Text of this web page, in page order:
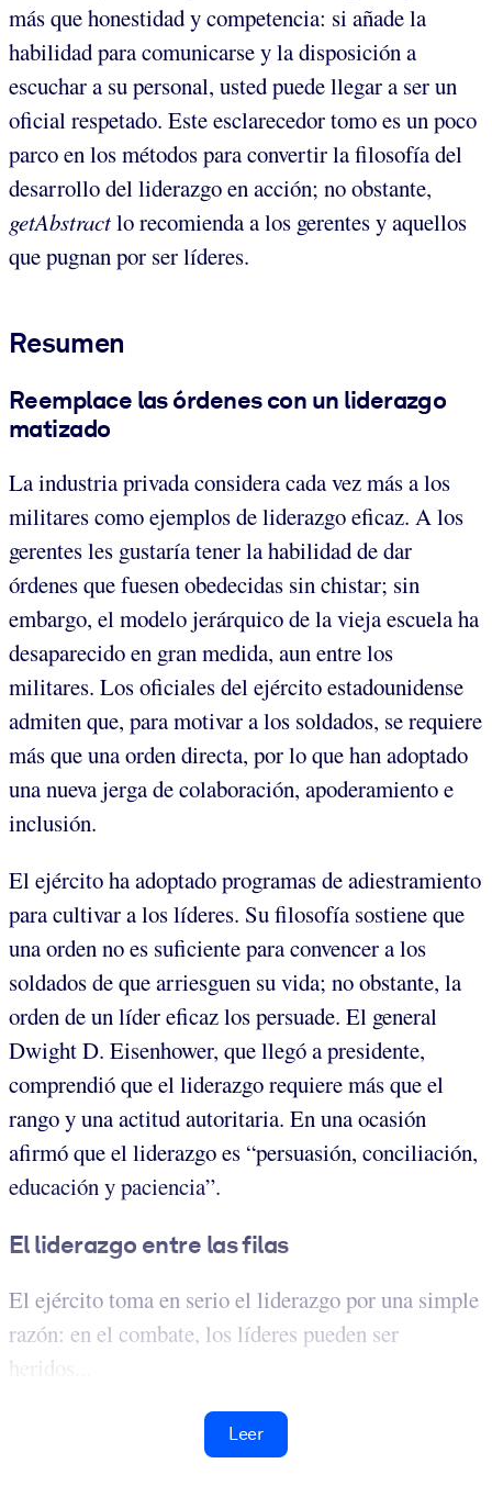
más que honestidad y competencia: si añade la
habilidad para comunicarse y la disposición a
escuchar a su personal, usted puede llegar a ser un
oficial respetado. Este esclarecedor tomo es un poco
parco en los métodos para convertir la filosofía del
desarrollo del liderazgo en acción; no obstante,
getAbstractlo recomienda a los gerentes y aquellos
que pugnan por ser líderes.
Resumen
Reemplace las órdenes con un liderazgo
matizado
La industria privada considera cada vez más a los
militares como ejemplos de liderazgo eficaz. A los
gerentes les gustaría tener la habilidad de dar
órdenes que fuesen obedecidas sin chistar; sin
embargo, el modelo jerárquico de la vieja escuela ha
desaparecido en gran medida, aun entre los
militares. Los oficiales del ejército estadounidense
admiten que, para motivar a los soldados, se requiere
más que una orden directa, por lo que han adoptado
una nueva jerga de colaboración, apoderamiento e
inclusión.
El ejército ha adoptado programas de adiestramiento
para cultivar a los líderes. Su filosofía sostiene que
una orden no es suficiente para convencer a los
soldados de que arriesguen su vida; no obstante, la
orden de un líder eficaz los persuade. El general
Dwight D. Eisenhower, que llegó a presidente,
comprendió que el liderazgo requiere más que el
rango y una actitud autoritaria. En una ocasión
afirmó que el liderazgo es “persuasión, conciliación,
educación y paciencia”.
El liderazgo entre las filas
El ejército toma en serio el liderazgo por una simple
razón: en el combate, los líderes pueden ser
heridos...
Leer